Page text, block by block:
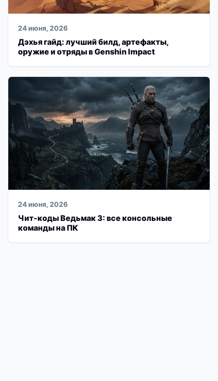
24 июня, 2026
Дэхья гайд: лучший билд, артефакты,
оружие и отряды в Genshin Impact
24 июня, 2026
Чит-коды Ведьмак 3: все консольные
команды на ПК